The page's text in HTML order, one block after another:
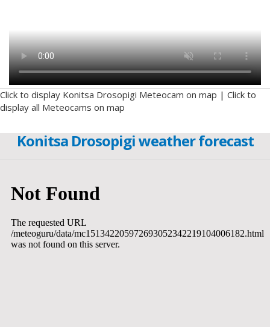
Click to display Konitsa Drosopigi Meteocam on map | Click to
display all Meteocams on map
Konitsa Drosopigi weather forecast